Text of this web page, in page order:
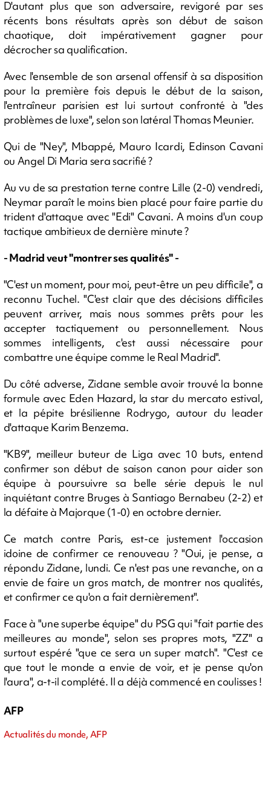
D'autant plus que son adversaire, revigoré par ses
récents bons résultats après son début de saison
chaotique, doit impérativement gagner pour
décrocher sa qualification.
Avec l'ensemble de son arsenal offensif à sa disposition
pour la première fois depuis le début de la saison,
l'entraîneur parisien est lui surtout confronté à "des
problèmes de luxe", selon son latéral Thomas Meunier.
Qui de "Ney", Mbappé, Mauro Icardi, Edinson Cavani
ou Angel Di Maria sera sacrifié ?
Au vu de sa prestation terne contre Lille (2-0) vendredi,
Neymar paraît le moins bien placé pour faire partie du
trident d'attaque avec "Edi" Cavani. A moins d'un coup
tactique ambitieux de dernière minute ?
- Madrid veut "montrer ses qualités" -
"C'est un moment, pour moi, peut-être un peu difficile", a
reconnu Tuchel. "C'est clair que des décisions difficiles
peuvent arriver, mais nous sommes prêts pour les
accepter tactiquement ou personnellement. Nous
sommes intelligents, c'est aussi nécessaire pour
combattre une équipe comme le Real Madrid".
Du côté adverse, Zidane semble avoir trouvé la bonne
formule avec Eden Hazard, la star du mercato estival,
et la pépite brésilienne Rodrygo, autour du leader
d'attaque Karim Benzema.
"KB9", meilleur buteur de Liga avec 10 buts, entend
confirmer son début de saison canon pour aider son
équipe à poursuivre sa belle série depuis le nul
inquiétant contre Bruges à Santiago Bernabeu (2-2) et
la défaite à Majorque (1-0) en octobre dernier.
Ce match contre Paris, est-ce justement l'occasion
idoine de confirmer ce renouveau ? "Oui, je pense, a
répondu Zidane, lundi. Ce n'est pas une revanche, on a
envie de faire un gros match, de montrer nos qualités,
et confirmer ce qu'on a fait dernièrement".
Face à "une superbe équipe" du PSG qui "fait partie des
meilleures au monde", selon ses propres mots, "ZZ" a
surtout espéré "que ce sera un super match". "C'est ce
que tout le monde a envie de voir, et je pense qu'on
l'aura", a-t-il complété. Il a déjà commencé en coulisses !
AFP
Actualités du monde, AFP